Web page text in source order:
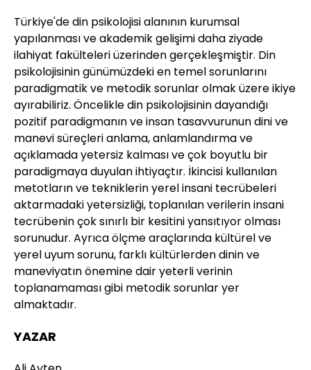
Türkiye'de din psikolojisi alanının kurumsal
yapılanması ve akademik gelişimi daha ziyade
ilahiyat fakülteleri üzerinden gerçekleşmiştir. Din
psikolojisinin günümüzdeki en temel sorunlarını
paradigmatik ve metodik sorunlar olmak üzere ikiye
ayırabiliriz. Öncelikle din psikolojisinin dayandığı
pozitif paradigmanın ve insan tasavvurunun dini ve
manevi süreçleri anlama, anlamlandırma ve
açıklamada yetersiz kalması ve çok boyutlu bir
paradigmaya duyulan ihtiyaçtır. İkincisi kullanılan
metotların ve tekniklerin yerel insani tecrübeleri
aktarmadaki yetersizliği, toplanılan verilerin insani
tecrübenin çok sınırlı bir kesitini yansıtıyor olması
sorunudur. Ayrıca ölçme araçlarında kültürel ve
yerel uyum sorunu, farklı kültürlerden dinin ve
maneviyatın önemine dair yeterli verinin
toplanamaması gibi metodik sorunlar yer
almaktadır.
YAZAR